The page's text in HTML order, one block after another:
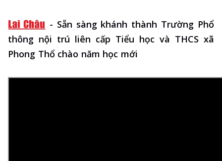
- Sẵn sàng khánh thành Trường Phổ
thông nội trú liên cấp Tiểu học và THCS xã
Phong Thổ chào năm học mới